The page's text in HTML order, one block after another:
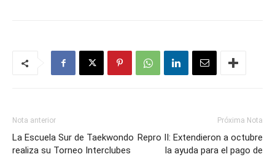
Nota anterior
La Escuela Sur de Taekwondo
realiza su Torneo Interclubes
Próxima Nota
Repro II: Extendieron a octubre
la ayuda para el pago de